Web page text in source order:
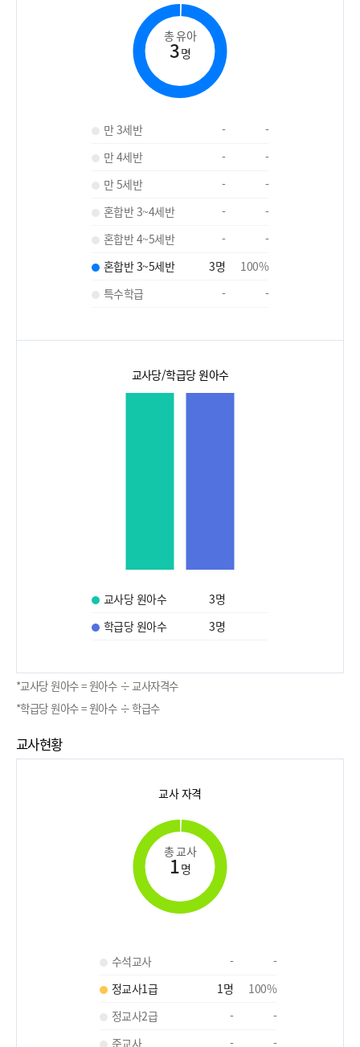
총 유아
3명
만 3세반 -
-
만 4세반
-
-
만 5세반
-
-
혼합반 3~4세반
-
-
혼합반 4~5세반
-
-
혼합반 3~5세반
3명 100%
특수학급
- -
교사당/학급당 원아수
교사당 원아수 3명
학급당 원아수
3명
*교사당 원아수 = 원아수 ÷ 교사자격수
*학급당 원아수 = 원아수 ÷ 학급수
교사현황
교사 자격
총 교사
1명
수석교사 -
-
정교사1급
1명 100%
정교사2급
-
-
준교사
-
-